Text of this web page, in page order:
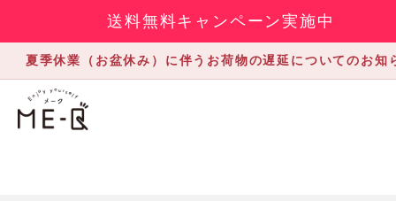
送料無料キャンペーン実施中
夏季休業（お盆休み）に伴うお荷物の遅延についてのお知